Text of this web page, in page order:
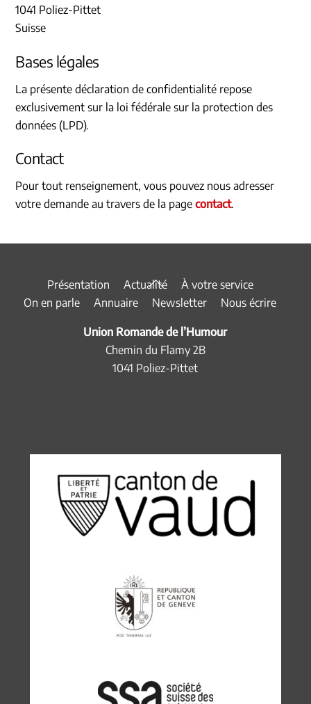
1041 Poliez-Pittet
Suisse
Bases légales
La présente déclaration de confidentialité repose
exclusivement sur la loi fédérale sur la protection des
données (LPD).
Contact
Pour tout renseignement, vous pouvez nous adresser
votre demande au travers de la pagecontact.
Back
To
Présentation Actualité
À votre service
On en parle
Annuaire Newsletter Nous écrire
Union Romande de l’Humour
Chemin du Flamy 2B
1041 Poliez-Pittet